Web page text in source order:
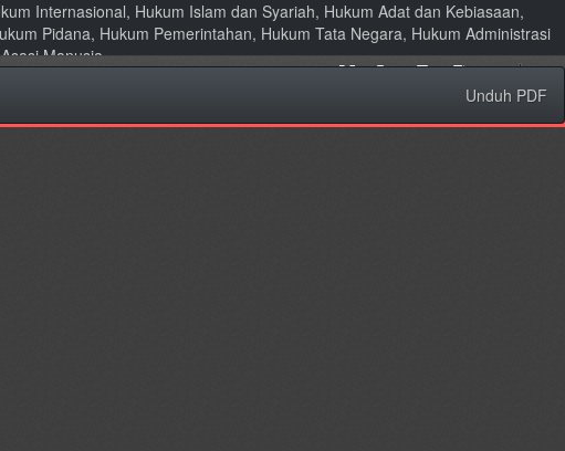
Internasional, Hukum Islam dan Syariah, Hukum Adat dan Kebiasaan,
Pidana, Hukum Pemerintahan, Hukum Tata Negara, Hukum Administrasi
Manusia
Unduh
Unduh PDF